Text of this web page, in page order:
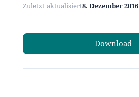
Zuletzt aktualisiert8. Dezember 2016
Download